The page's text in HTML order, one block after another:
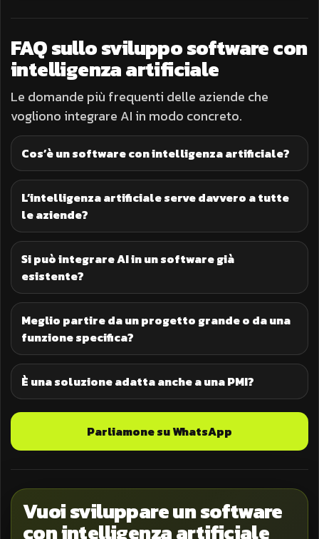
FAQ sullo sviluppo software con
intelligenza artificiale
Le domande più frequenti delle aziende che
vogliono integrare AI in modo concreto.
Cos’è un software con intelligenza artificiale?
L’intelligenza artificiale serve davvero a tutte
le aziende?
Si può integrare AI in un software già
esistente?
Meglio partire da un progetto grande o da una
funzione specifica?
È una soluzione adatta anche a una PMI?
Parliamone su WhatsApp
Vuoi sviluppare un software
con intelligenza artificiale